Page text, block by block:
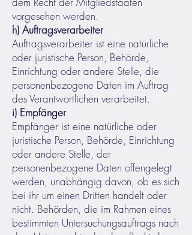
vorgesehen werden.
h) Auftragsverarbeiter
Auftragsverarbeiter ist eine natürliche
oder juristische Person, Behörde,
Einrichtung oder andere Stelle, die
personenbezogene Daten im Auftrag
des Verantwortlichen verarbeitet.
i) Empfänger
Empfänger ist eine natürliche oder
juristische Person, Behörde, Einrichtung
oder andere Stelle, der
personenbezogene Daten offengelegt
werden, unabhängig davon, ob es sich
bei ihr um einen Dritten handelt oder
nicht. Behörden, die im Rahmen eines
bestimmten Untersuchungsauftrags nach